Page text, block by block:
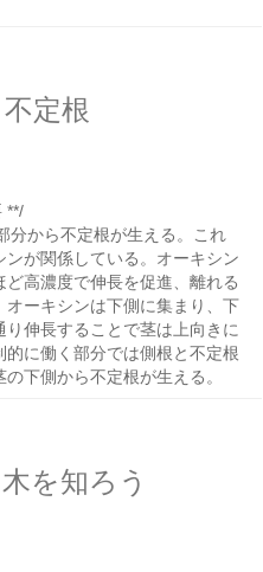
定根
**/
分から不定根が生える。これ
が関係している。オーキシン
高濃度で伸長を促進、離れる
ーキシンは下側に集まり、下
伸長することで茎は上向きに
に働く部分では側根と不定根
下側から不定根が生える。
を知ろう